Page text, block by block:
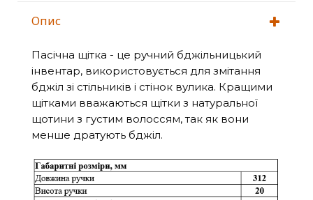
Опис
Пасічна щітка - це ручний бджільницький
інвентар, використовується для змітання
бджіл зі стільників і стінок вулика. Кращими
щітками вважаються щітки з натуральної
щотини з густим волоссям, так як вони
менше дратують бджіл.